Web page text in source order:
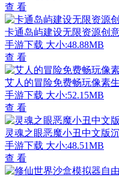
查 看
卡通岛屿建设无限资源创
手游下载 大小:48.88MB
查 看
艾人的冒险免费畅玩像素
手游下载 大小:52.15MB
查 看
灵魂之眼恶魔小丑中文版
手游下载 大小:48.51MB
查 看